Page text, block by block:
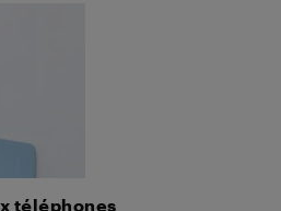
téléphones